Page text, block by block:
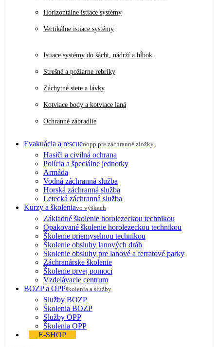
Horizontálne istiace systémy
Vertikálne istiace systémy
Istiace systémy do šácht, nádrží a hĺbok
Strešné a požiarne rebríky
Záchytné siete a lávky
Kotviace body a kotviace laná
Ochranné zábradlie
Evakuácia a rescueoopp pre záchranné zložky
Hasiči a civilná ochrana
Polícia a špeciálne jednotky
Armáda
Vodná záchranná služba
Horská záchranná služba
Letecká záchranná služba
Kurzy a školeniavo výškach
Základné školenie horolezeckou technikou
Opakované školenie horolezeckou technikou
Školenie priemyselnou technikou
Školenie obsluhy lanových dráh
Školenie obsluhy pre lanové a ferratové parky
Záchranárske školenie
Školenie prvej pomoci
Vzdelávacie centrum
BOZP a OPPškolenia a služby
Služby BOZP
Školenia BOZP
Služby OPP
Školenia OPP
E-SHOP